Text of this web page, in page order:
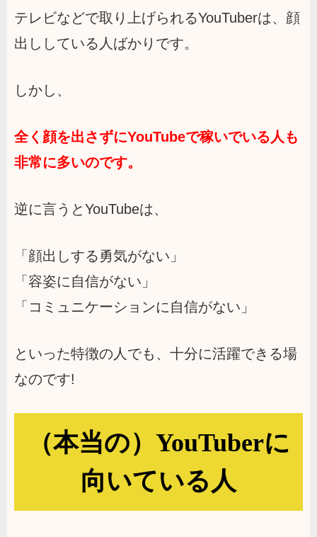
テレビなどで取り上げられるYouTuberは、顔
出ししている人ばかりです。
しかし、
全く顔を出さずにYouTubeで稼いでいる人も
非常に多いのです。
逆に言うとYouTubeは、
「顔出しする勇気がない」
「容姿に自信がない」
「コミュニケーションに自信がない」
といった特徴の人でも、十分に活躍できる場
なのです!
（本当の）YouTuberに
向いている人